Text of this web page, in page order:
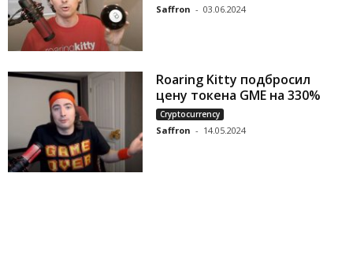
Saffron - 03.06.2024
Roaring Kitty подбросил
цену токена GME на 330%
Cryptocurrency
Saffron - 14.05.2024